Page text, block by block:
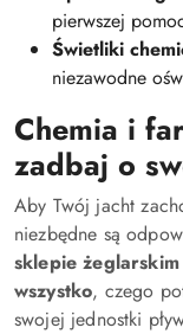
pierwszej
Świetliki
niezawodne
Chemia i
zadbaj o
Aby Twój jacht
niezbędne są
sklepie
wszystko, czego
swojej jednostki